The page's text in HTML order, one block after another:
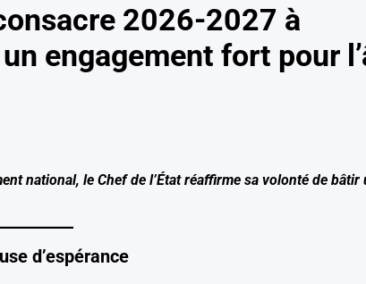
2026-2027 à
engagement fort pour
national, le Chef de l’État réaffirme sa volonté de bâtir
d’espérance